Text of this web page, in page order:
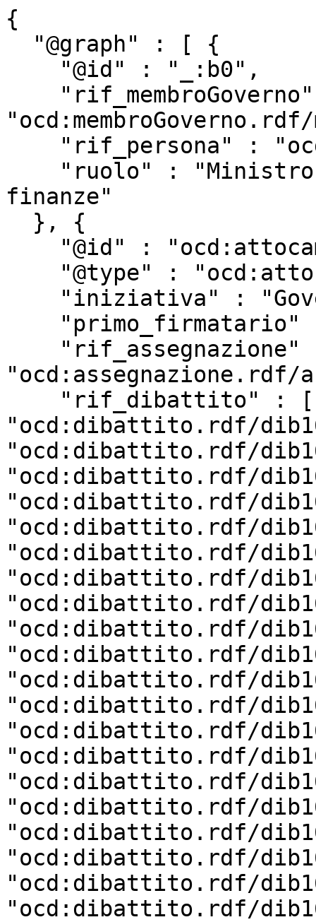
{
"ocd:membroGoverno.rdf/
finanze"
"ocd:assegnazione.rdf/
"ocd:dibattito.rdf/
"ocd:dibattito.rdf/
"ocd:dibattito.rdf/
"ocd:dibattito.rdf/
"ocd:dibattito.rdf/
"ocd:dibattito.rdf/
"ocd:dibattito.rdf/
"ocd:dibattito.rdf/
"ocd:dibattito.rdf/
"ocd:dibattito.rdf/
"ocd:dibattito.rdf/
"ocd:dibattito.rdf/
"ocd:dibattito.rdf/
"ocd:dibattito.rdf/
"ocd:dibattito.rdf/
"ocd:dibattito.rdf/
"ocd:dibattito.rdf/
"ocd:dibattito.rdf/
"ocd:dibattito.rdf/
"ocd:dibattito.rdf/